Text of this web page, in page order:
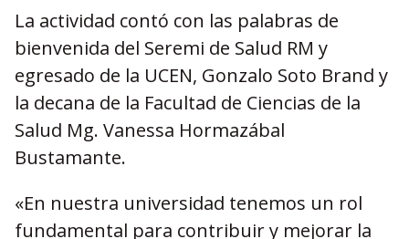
La actividad contó con las palabras de
bienvenida del Seremi de Salud RM y
egresado de la UCEN, Gonzalo Soto Brand y
la decana de la Facultad de Ciencias de la
Salud Mg. Vanessa Hormazábal
Bustamante.
«En nuestra universidad tenemos un rol
fundamental para contribuir y mejorar la